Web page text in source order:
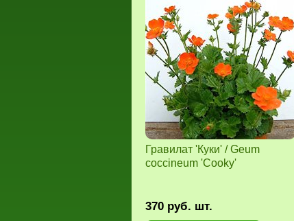
Гравилат 'Куки' / Geum
coccineum 'Cooky'
370 руб. шт.